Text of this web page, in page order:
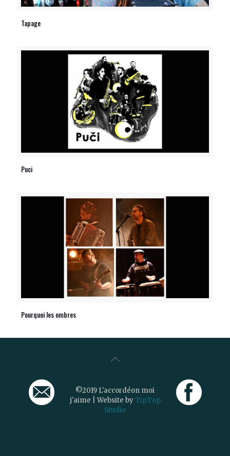
Tapage
Puci
Pourquoi les ombres
©2019 L'accordéon moi
j'aime | Website byTipTop
Studio